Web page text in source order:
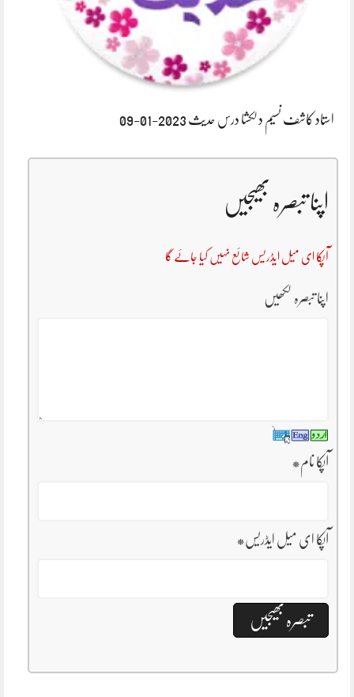
استاد کاشف نسیم دلکشا درس حدیث 2023-01-09
اپنا تبصرہ بھیجیں
آپکا ای میل ایڈریس شائع نہیں کیا جائے گا
اپنا تبصرہ لکھیں
آپکا نام*
آپکا ای میل ایڈریس*